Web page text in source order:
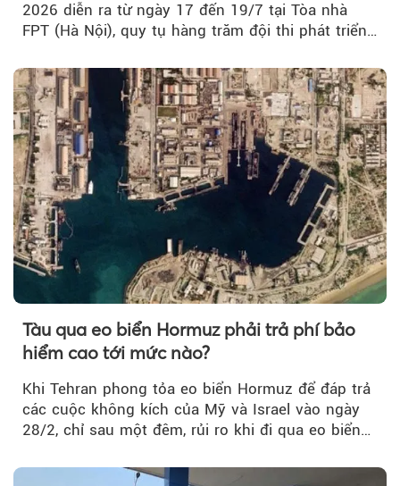
2026 diễn ra từ ngày 17 đến 19/7 tại Tòa nhà
FPT (Hà Nội), quy tụ hàng trăm đội thi phát triển
Tàu qua eo biển Hormuz phải trả phí bảo
hiểm cao tới mức nào?
Khi Tehran phong tỏa eo biển Hormuz để đáp trả
các cuộc không kích của Mỹ và Israel vào ngày
28/2, chỉ sau một đêm, rủi ro khi đi qua eo biển
theo.